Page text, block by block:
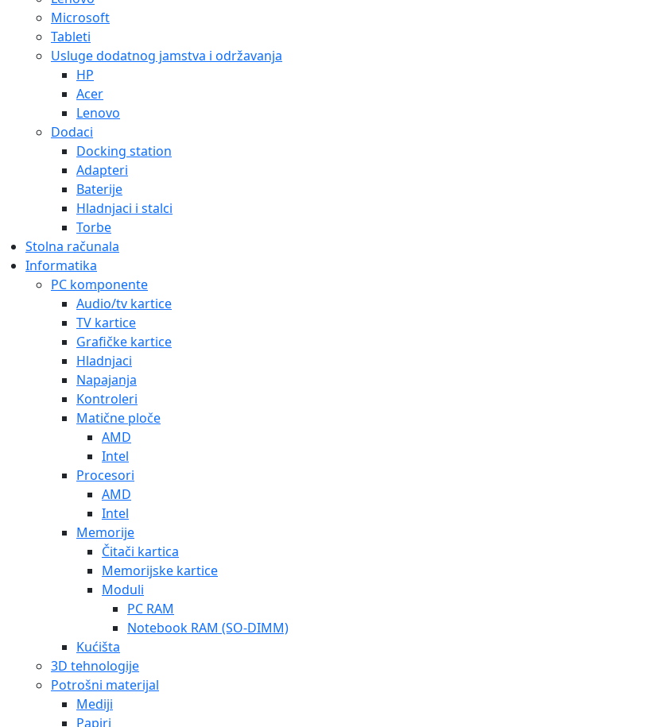
Microsoft
Tableti
Usluge dodatnog jamstva i održavanja
HP
Acer
Lenovo
Dodaci
Docking station
Adapteri
Baterije
Hladnjaci i stalci
Torbe
Stolna računala
Informatika
PC komponente
Audio/tv kartice
TV kartice
Grafičke kartice
Hladnjaci
Napajanja
Kontroleri
Matične ploče
AMD
Intel
Procesori
AMD
Intel
Memorije
Čitači kartica
Memorijske kartice
Moduli
PC RAM
Notebook RAM (SO-DIMM)
Kućišta
3D tehnologije
Potrošni materijal
Mediji
Papiri